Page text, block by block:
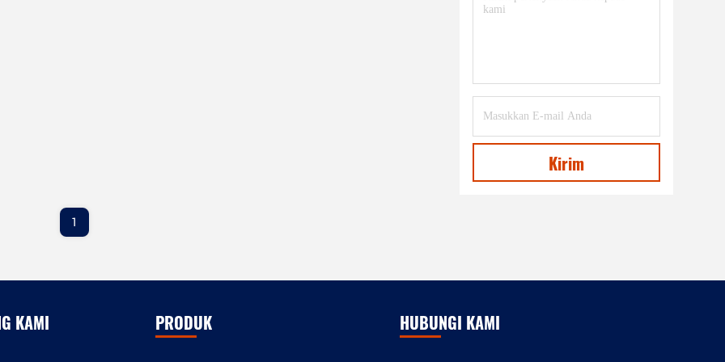
Kirim
1
KAMI PRODUK HUBUNGI KAMI